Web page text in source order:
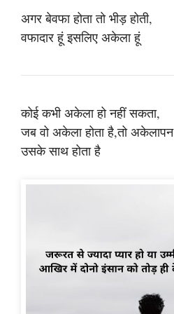
अगर बेवफा होता तो भीड़ होती,
वफादार हूं इसलिए अकेला हूं
कोई कभी अकेला हो नहीं सकता,
जब वो अकेला होता है,तो अकेलापन
उसके साथ होता है